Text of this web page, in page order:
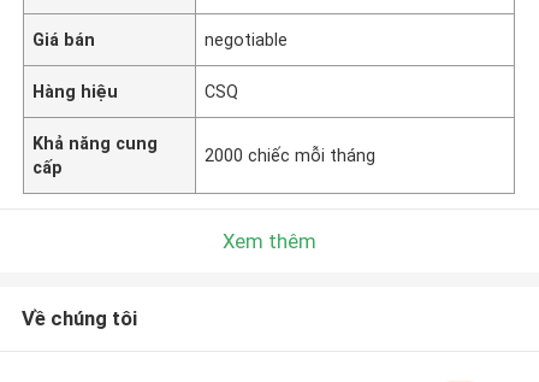
Giá bán negotiable
Hàng hiệu CSQ
Khả năng cung
cấp
2000 chiếc mỗi tháng
Xem thêm
Về chúng tôi